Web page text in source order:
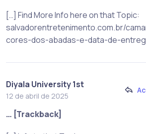
[…] Find More Info here on that Topic:
salvadorentretenimento.com.br/
cores-dos-abadas-e-data-de-
Diyala University 1st
12 de abril de 2025
… [Trackback]